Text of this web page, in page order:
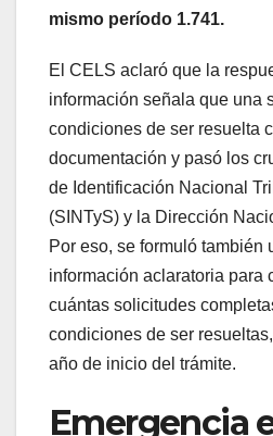
mismo período 1.741.
El CELS aclaró que la
información señala que una
condiciones de ser resuelta
documentación y pasó los
de Identificación Nacional
(SINTyS) y la Dirección
Por eso, se formuló también
información aclaratoria para
cuántas solicitudes
condiciones de ser
año de inicio del trámite.
Emergencia